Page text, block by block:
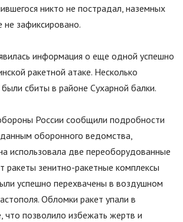
никто не пострадал, наземных
не зафиксировано.
информация о еще одной успешно
ракетной атаке. Несколько
сбиты в районе Сухарной балки.
России сообщили подробности
оборонного ведомства,
использовала две переоборудованные
ракеты зенитно-ракетные комплексы
успешно перехвачены в воздушном
Обломки ракет упали в
что позволило избежать жертв и